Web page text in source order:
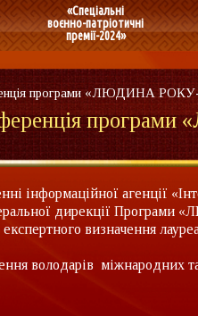
«Спеціальні
воєнно-патріотичні
премії-2024»
програми «ЛЮДИНА
інформаційної агенції
дирекції
визначення
володарів міжнародних та